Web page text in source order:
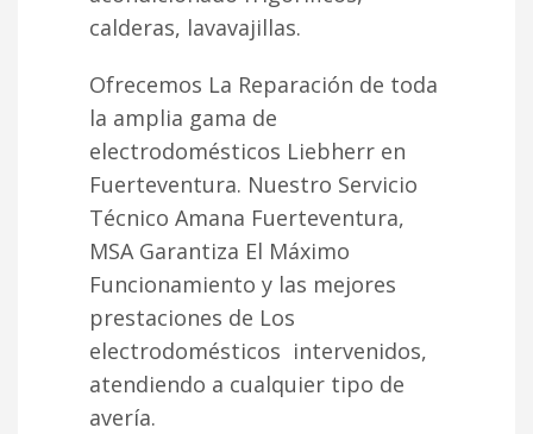
calderas, lavavajillas.
Ofrecemos La Reparación de toda
la amplia gama de
electrodomésticos Liebherr en
Fuerteventura. Nuestro Servicio
Técnico Amana Fuerteventura,
MSA Garantiza El Máximo
Funcionamiento y las mejores
prestaciones de Los
electrodomésticos intervenidos,
atendiendo a cualquier tipo de
avería.